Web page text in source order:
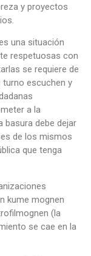
y proyectos
una situación
respetuosas con
se requiere de
turno escuchen y
a la
basura debe dejar
de los mismos
que tenga
kume mognen
(la
se cae en la